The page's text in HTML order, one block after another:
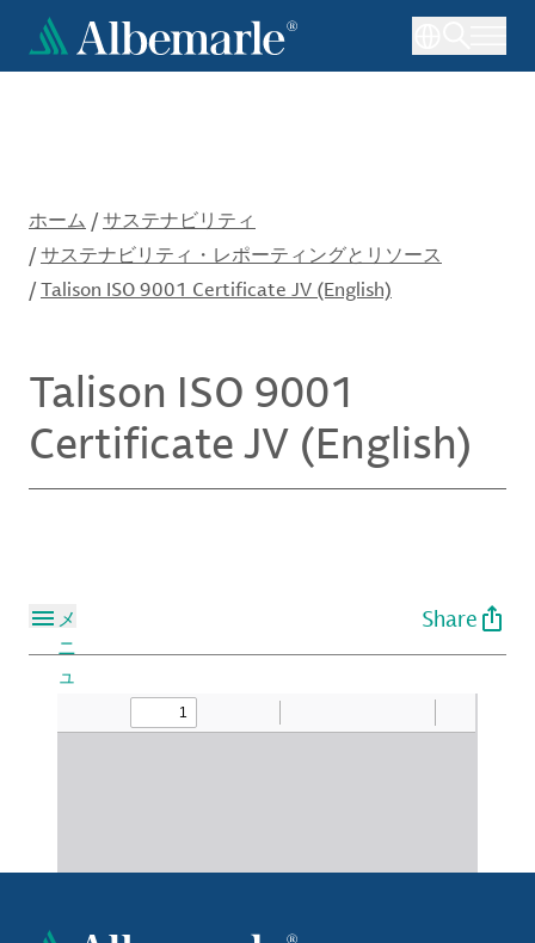
ン
ホーム /サステナビリティ
/サステナビリティ・レポーティングとリソース
/Talison ISO 9001 Certificate JV (English)
Talison ISO 9001
Certificate JV (English)
メ
ニ
ュ
Share